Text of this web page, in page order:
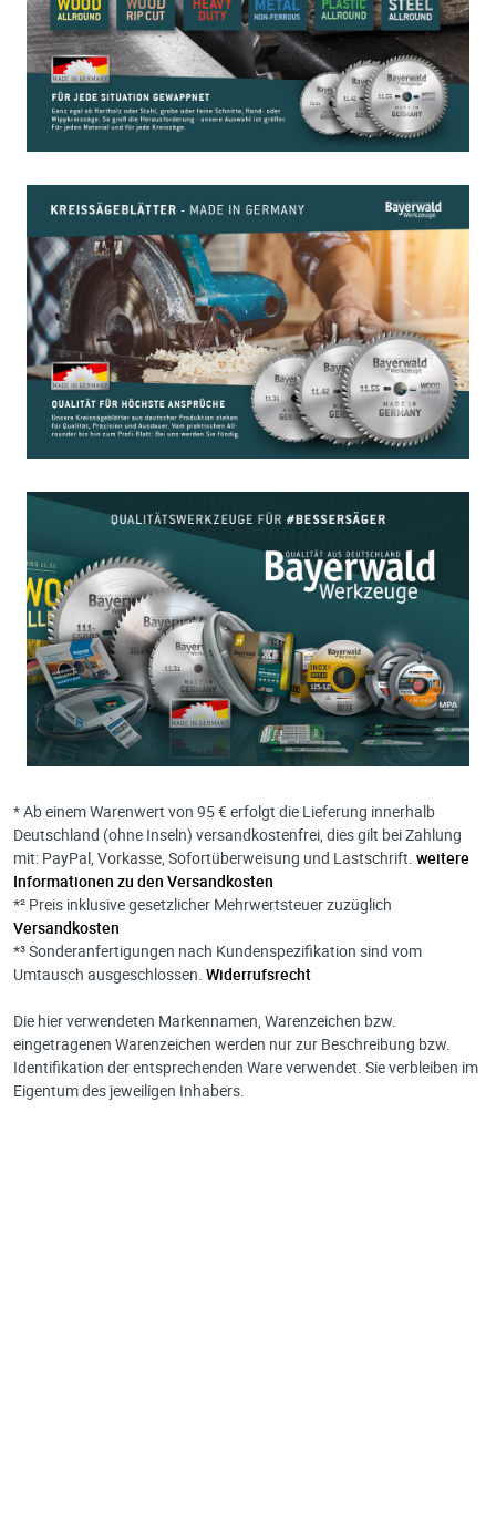
* Ab einem Warenwert von 95 € erfolgt die Lieferung innerhalb
Deutschland (ohne Inseln) versandkostenfrei, dies gilt bei Zahlung
mit: PayPal, Vorkasse, Sofortüberweisung und Lastschrift. weitere
Informationen zu den Versandkosten
*² Preis inklusive gesetzlicher Mehrwertsteuer zuzüglich
Versandkosten
*³ Sonderanfertigungen nach Kundenspezifikation sind vom
Umtausch ausgeschlossen. Widerrufsrecht
Die hier verwendeten Markennamen, Warenzeichen bzw.
eingetragenen Warenzeichen werden nur zur Beschreibung bzw.
Identifikation der entsprechenden Ware verwendet. Sie verbleiben im
Eigentum des jeweiligen Inhabers.